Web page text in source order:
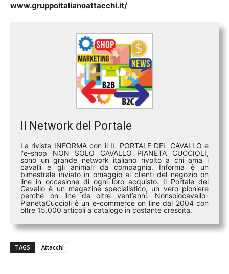
www.gruppoitalianoattacchi.it/
Il Network del Portale
La rivista INFORMA con il IL PORTALE DEL CAVALLO e
l'e-shop NON SOLO CAVALLO PIANETA CUCCIOLI,
sono un grande network italiano rivolto a chi ama i
cavalli e gli animali da compagnia. Informa è un
bimestrale inviato in omaggio ai clienti del negozio on
line in occasione di ogni loro acquisto. Il Portale del
Cavallo è un magazine specialistico, un vero pioniere
perché on line da oltre vent’anni. Nonsolocavallo-
PianetaCuccioli è un e-commerce on line dal 2004 con
oltre 15.000 articoli a catalogo in costante crescita.
TAGS Attacchi